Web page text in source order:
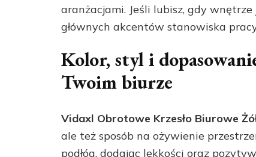
aranżacjami. Jeśli lubisz, gdy
głównych akcentów stanowiska
Kolor, styl i
Twoim biurze
Vidaxl Obrotowe Krzesło Biurowe
ale też sposób na ożywienie
podłóg, dodając lekkości oraz